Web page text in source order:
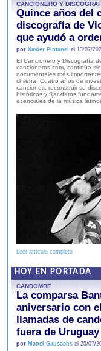
CANCIONERO Y
Quince años del
discografía de
que ayudó a
por Xavier Pintanel el 13/07/
El Cancionero y Discografía
cancioneros.com, continúa
documentales más
chilena. Cuatro años de
canciones, reconstruir su
históricos y fijar datos
esenciales de la música
Leer artículo completo
HOY EN PORTADA
CANDOMBE
La comparsa
aniversario con
llamadas de
fuera de Uruguay
por Manel Gausachsel 25/07/